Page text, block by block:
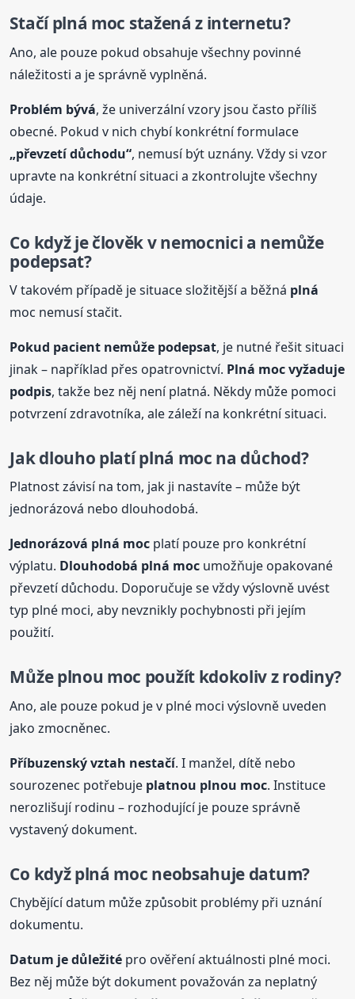
Stačíplná moc stažená z internetu?
Ano, ale pouze pokud obsahuje všechny povinné
náležitosti a je správně vyplněná.
Problém bývá, že univerzální vzory jsou často příliš
obecné. Pokud v nich chybí konkrétní formulace
„převzetí důchodu“, nemusí být uznány. Vždy si vzor
upravte na konkrétní situaci a zkontrolujte všechny
údaje.
Co když je člověk v nemocnici a nemůže
podepsat?
V takovém případě je situace složitější a běžná plná
moc nemusí stačit.
Pokud pacient nemůže podepsat, je nutné řešit situaci
jinak – například přes opatrovnictví. Plná moc vyžaduje
podpis, takže bez něj není platná. Někdy může pomoci
potvrzení zdravotníka, ale záleží na konkrétní situaci.
Jak dlouho platíplná moc na důchod?
Platnost závisí na tom, jak ji nastavíte – může být
jednorázová nebo dlouhodobá.
Jednorázová plná moc platí pouze pro konkrétní
výplatu. Dlouhodobá plná moc umožňuje opakované
převzetí důchodu. Doporučuje se vždy výslovně uvést
typ plné moci, aby nevznikly pochybnosti při jejím
použití.
Může plnou moc použít kdokoliv z rodiny?
Ano, ale pouze pokud je v plné moci výslovně uveden
jako zmocněnec.
Příbuzenský vztah nestačí. I manžel, dítě nebo
sourozenec potřebuje platnou plnou moc. Instituce
nerozlišují rodinu – rozhodující je pouze správně
vystavený dokument.
Co kdyžplná moc neobsahuje datum?
Chybějící datum může způsobit problémy při uznání
dokumentu.
Datum je důležité pro ověření aktuálnosti plné moci.
Bez něj může být dokument považován za neplatný